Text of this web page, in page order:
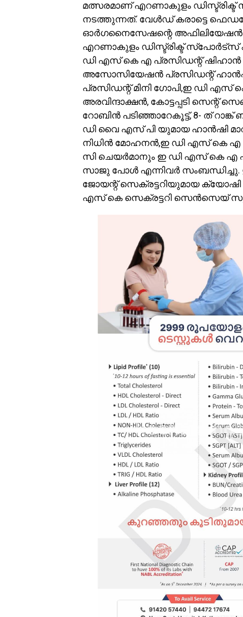
മത്സരമാണ് എറണാകുളം
നടത്തുന്നത്. വേൾഡ് കരാട്ടെ
ഓർഗനൈസേഷന്റെ അഫിലിയേഷൻ
എറണാകുളം ഡിസ്ട്രിക്ട്
ഡി എസ് കെ എ പ്രസിഡന്റ്
അസോസിയേഷൻ പ്രസിഡന്റ്‌
പ്രസിഡന്റ് മിനി ഗോപി,ഇ ഡി
അരവിന്ദാക്ഷൻ, കോട്ടപ്പടി സെന്റ്
റോബിൻ പടിഞ്ഞാറേകൂട്ട്, 8- ത് റാങ്ക്
ഡി വൈ എസ് പി യുമായ ഹാൻഷി
നിധിൻ മോഹനൻ,ഇ ഡി എസ് കെ എ
സി ചെയർമാനും ഇ ഡി എസ് കെ എ
സാജു പോൾ എന്നിവർ
ജോയന്റ് സെക്രട്ടറിയുമായ
എസ് കെ സെക്രട്ടറി സെൻസെയ്